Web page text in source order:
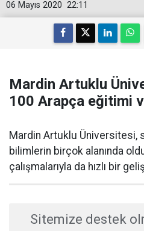
22:11
06 Mayıs 2020
Mardin Artuklu
100 Arapça eğitimi
Mardin Artuklu Üniversitesi,
bilimlerin birçok alanında
çalışmalarıyla da hızlı bir
Sitemize destek